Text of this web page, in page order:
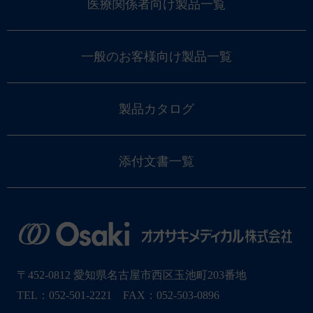
医療関係者向け製品一覧
一般のお客様向け製品一覧
製品カタログ
添付文書一覧
〒452-0812 愛知県名古屋市西区玉池町203番地
TEL：052-501-2221 FAX：052-503-0896